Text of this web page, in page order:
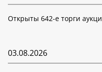
Открыты 642-е торги
03.08.2026